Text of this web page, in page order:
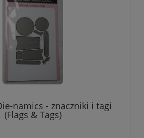
namics - znaczniki i tagi
(Flags & Tags)